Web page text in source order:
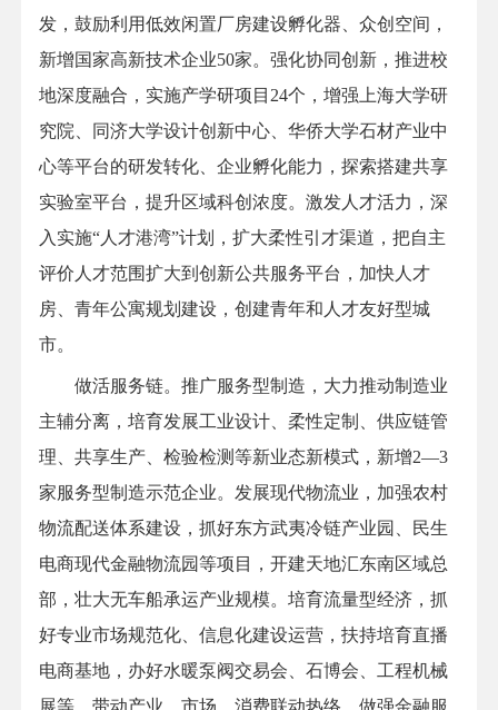
发，鼓励利用低效闲置厂房建设孵化器、众创空间，
新增国家高新技术企业50家。强化协同创新，推进校
地深度融合，实施产学研项目24个，增强上海大学研
究院、同济大学设计创新中心、华侨大学石材产业中
心等平台的研发转化、企业孵化能力，探索搭建共享
实验室平台，提升区域科创浓度。激发人才活力，深
入实施“人才港湾”计划，扩大柔性引才渠道，把自主
评价人才范围扩大到创新公共服务平台，加快人才
房、青年公寓规划建设，创建青年和人才友好型城
市。
做活服务链。推广服务型制造，大力推动制造业
主辅分离，培育发展工业设计、柔性定制、供应链管
理、共享生产、检验检测等新业态新模式，新增2—3
家服务型制造示范企业。发展现代物流业，加强农村
物流配送体系建设，抓好东方武夷冷链产业园、民生
电商现代金融物流园等项目，开建天地汇东南区域总
部，壮大无车船承运产业规模。培育流量型经济，抓
好专业市场规范化、信息化建设运营，扶持培育直播
电商基地，办好水暖泵阀交易会、石博会、工程机械